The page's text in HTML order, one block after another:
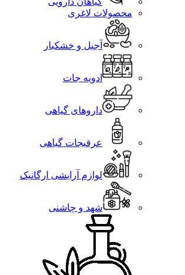
محصولات لاغری
آجیل و خشکبار
ادویه جات
داروهای گیاهی
عرقیجات گیاهی
لوازم آرایشی ارگانیک
شهد و چاشنی